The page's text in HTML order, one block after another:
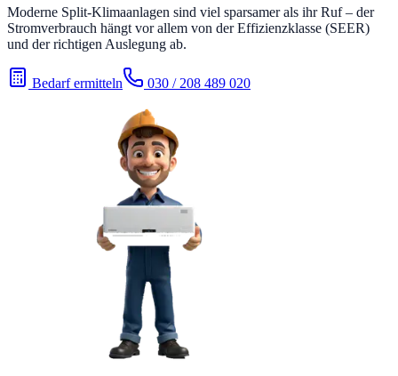
Moderne Split-Klimaanlagen sind viel sparsamer als ihr Ruf – der
Stromverbrauch hängt vor allem von der Effizienzklasse (SEER)
und der richtigen Auslegung ab.
Bedarf ermitteln 030 / 208 489 020